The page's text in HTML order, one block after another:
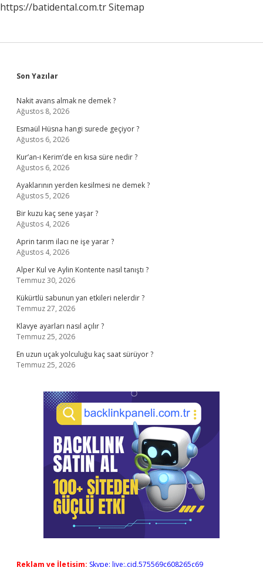
https://batidental.com.trSitemap
Sidebar
Son Yazılar
Nakit avans almak ne demek ?
Ağustos 8, 2026
Esmaül Hüsna hangi surede geçiyor ?
Ağustos 6, 2026
Kur’an-ı Kerim’de en kısa süre nedir ?
Ağustos 6, 2026
Ayaklarının yerden kesilmesi ne demek ?
Ağustos 5, 2026
Bir kuzu kaç sene yaşar ?
Ağustos 4, 2026
Aprin tarım ilacı ne işe yarar ?
Ağustos 4, 2026
Alper Kul ve Aylin Kontente nasıl tanıştı ?
Temmuz 30, 2026
Kükürtlü sabunun yan etkileri nelerdir ?
Temmuz 27, 2026
Klavye ayarları nasıl açılır ?
Temmuz 25, 2026
En uzun uçak yolculuğu kaç saat sürüyor ?
Temmuz 25, 2026
Reklam ve İletişim: Skype: live:.cid.575569c608265c69